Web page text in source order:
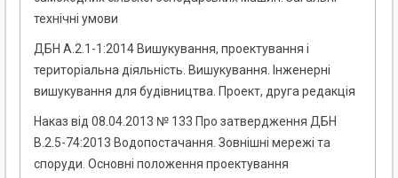
технічні умови
ДБН А.2.1-1:2014 Вишукування, проектування і
територіальна діяльність. Вишукування. Інженерні
вишукування для будівництва. Проект, друга редакція
Наказ від 08.04.2013 № 133 Про затвердження ДБН
В.2.5-74:2013 Водопостачання. Зовнішні мережі та
споруди. Основні положення проектування